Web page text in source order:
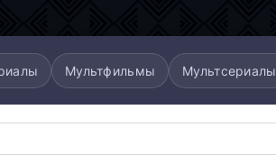
Мультфильмы Мультсериалы